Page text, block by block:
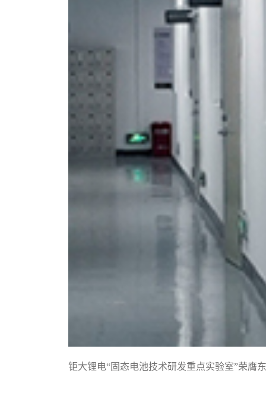
钜大锂电“固态电池技术研发重点实验室”荣膺